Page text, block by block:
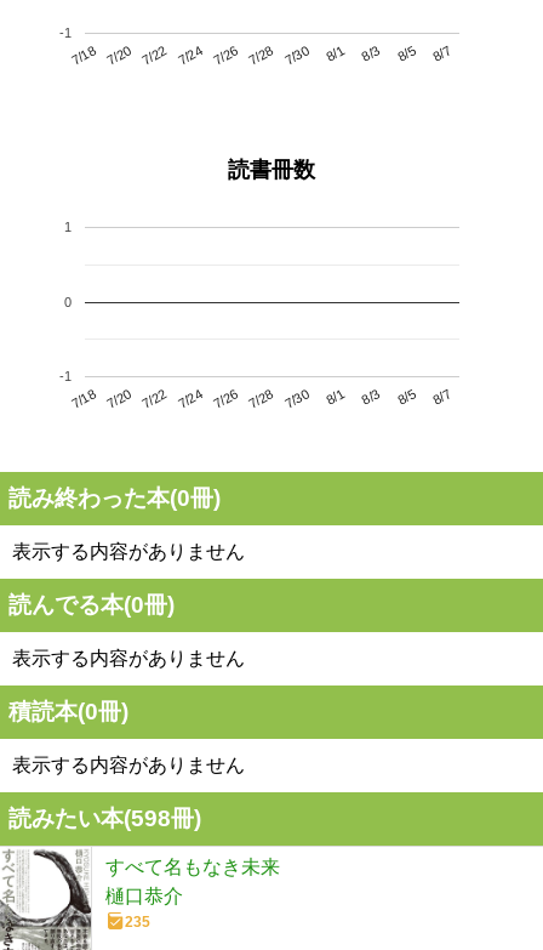
7/18 7/20 7/22 7/24 7/26 7/28 7/30 8/1 8/3 8/5 8/7
-1
読書冊数
7/18 7/20 7/22 7/24 7/26 7/28 7/30 8/1 8/3 8/5 8/7
-1
0
1
読み終わった本(0冊)
表示する内容がありません
読んでる本(0冊)
表示する内容がありません
積読本(0冊)
表示する内容がありません
読みたい本(598冊)
すべて名もなき未来
樋口恭介
235